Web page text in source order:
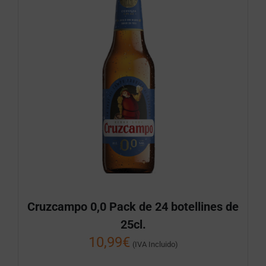
Cruzcampo 0,0 Pack de 24 botellines de
25cl.
10,99€ (IVA Incluido)